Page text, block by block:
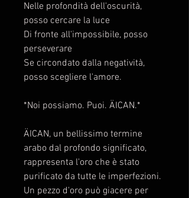
Nelle profondità dell'oscurità,
posso cercare la luce
Di fronte all'impossibile, posso
perseverare
Se circondato dalla negatività,
posso scegliere l'amore.
*Noi possiamo. Puoi. ÄICAN.*
ÄICAN, un bellissimo termine
arabo dal profondo significato,
rappresenta l'oro che è stato
purificato da tutte le imperfezioni.
Un pezzo d'oro può giacere per